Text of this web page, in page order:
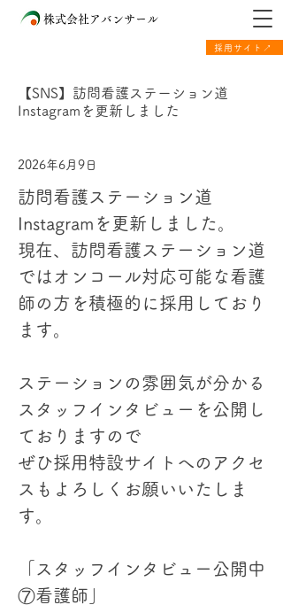
採用サイト↗
株式会社アバンサール
【SNS】訪問看護ステーション道
Instagramを更新しました
2026年6月9日
訪問看護ステーション道
Instagramを更新しました。
現在、訪問看護ステーション道
ではオンコール対応可能な看護
師の方を積極的に採用しており
ます。
ステーションの雰囲気が分かる
スタッフインタビューを公開し
ておりますので
ぜひ採用特設サイトへのアクセ
スもよろしくお願いいたしま
す。
「スタッフインタビュー公開中
⑦看護師」